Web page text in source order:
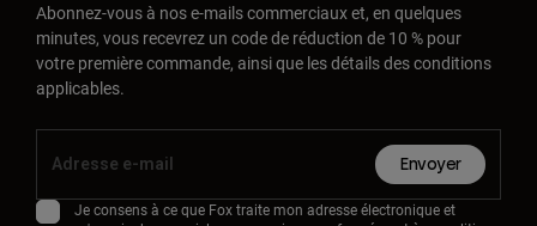
Abonnez-vous à nos e-mails commerciaux et, en quelques
minutes, vous recevrez un code de réduction de 10 % pour
votre première commande, ainsi que les détails des conditions
applicables.
Envoyer
Je consens à ce que Fox traite mon adresse électronique et